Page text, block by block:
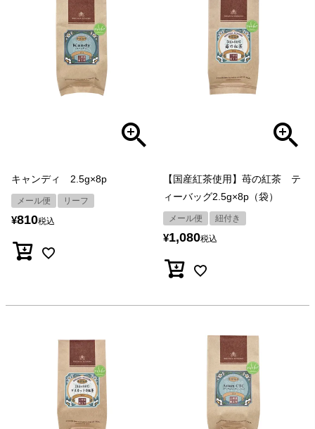
キャンディ 2.5g×8p
メール便 リーフ
¥810税込
【国産紅茶使用】苺の紅茶 テ
ィーバッグ2.5g×8p（袋）
メール便 紐付き
¥1,080税込